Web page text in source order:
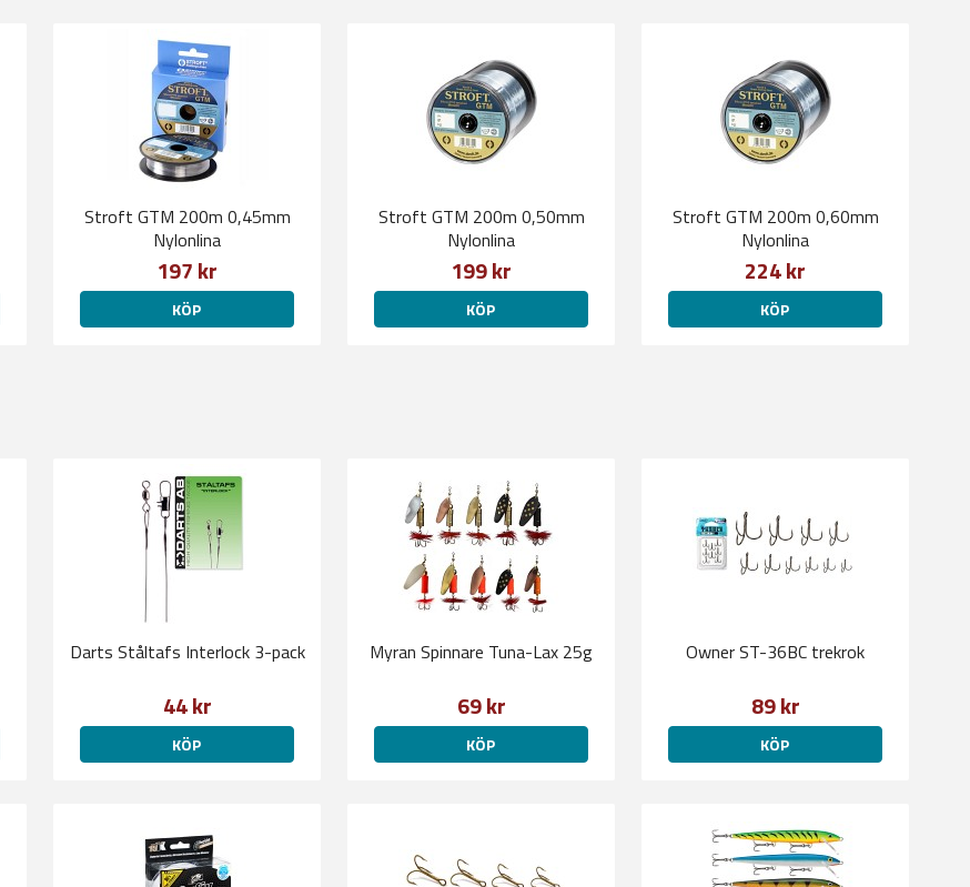
Stroft GTM 200m 0,45mm
Nylonlina
197 kr
KÖP
Stroft GTM 200m 0,50mm
Nylonlina
199 kr
KÖP
Stroft GTM 200m 0,60mm
Nylonlina
224 kr
KÖP
Darts Ståltafs Interlock 3-pack
44 kr
KÖP
Myran Spinnare Tuna-Lax 25g
69 kr
KÖP
Owner ST-36BC trekrok
89 kr
KÖP